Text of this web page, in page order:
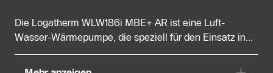
Die Logatherm WLW186i MBE+ AR ist eine Luft-
Wasser-Wärmepumpe, die speziell für den Einsatz in...